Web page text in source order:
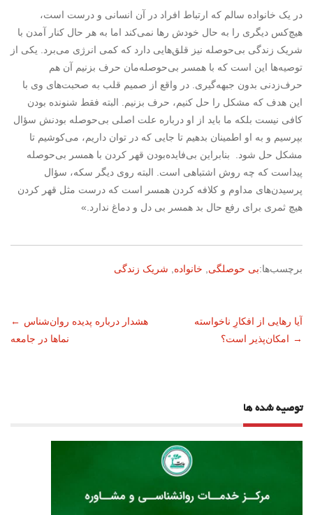
در یک خانواده سالم که ارتباط افراد در آن انسانی و درست است،
هیچ‌کس دیگری را به حال خودش رها نمی‌کند اما به هر حال کنار آمدن با
شریک زندگی بی‌حوصله نیز قلق‌هایی دارد که کمی انرژی می‌برد. یکی از
توصیه‌ها این است که با همسر بی‌حوصله‌مان حرف بزنیم آن هم
حرف‌زدنی بدون جبهه‌گیری. در واقع از صمیم قلب به صحبت‌های وی با
این هدف که مشکل را حل کنیم، حرف بزنیم. البته فقط شنونده بودن
کافی نیست بلکه ما باید از او درباره علت اصلی بی‌حوصله بودنش سؤال
بپرسیم و به او اطمینان بدهیم تا جایی که در توان داریم، می‌کوشیم تا
مشکل حل شود. بنابراین بی‌فایده‌بودن قهر کردن با همسر بی‌حوصله
پیداست که چه روش اشتباهی است. البته روی دیگر سکه، سؤال
پرسیدن‌های مداوم و کلافه کردن همسر است که درست مثل قهر کردن
هیچ ثمری برای رفع حال بد همسر بی دل و دماغ ندارد.»
برچسب‌ها:بی حوصلگی, خانواده, شریک زندگی
ناوبری
نوشته
← هشدار درباره پدیده روان‌شناس‌
نماها در جامعه
آیا رهایی از افکارِ ناخواسته
امکان‌پذیر است؟ →
توصیه شده ها